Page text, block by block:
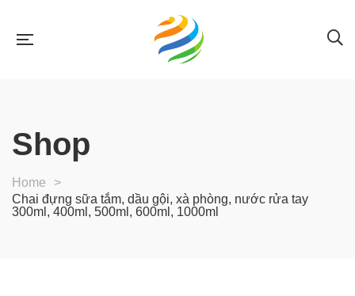
Shop
Home
>
Chai đựng sữa tắm, dầu gội, xà phòng, nước rửa tay
300ml, 400ml, 500ml, 600ml, 1000ml